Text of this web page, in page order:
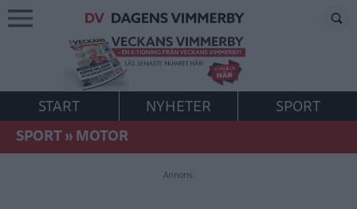
START NYHETER
SPORT
SPORT»MOTOR
Annons: